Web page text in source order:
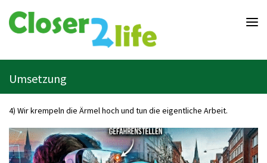
nah
Umsetzung
4) Wir krempeln die Ärmel hoch und tun die eigentliche Arbeit.